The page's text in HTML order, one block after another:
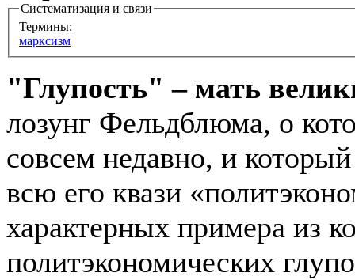
Систематизация и связи
Термины:
марксизм
"Глупость" – мать
лозунг Фельдблюма, о
совсем недавно, и
всю его квази
характерных примера из
политэкономических